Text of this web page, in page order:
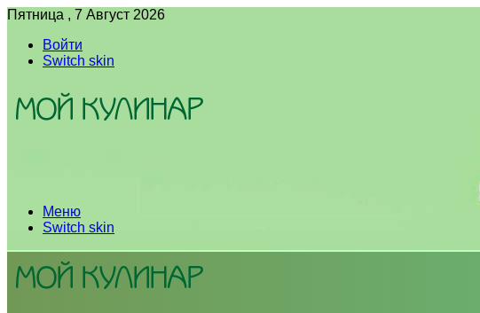
Пятница , 7 Август 2026
Войти
Switch skin
Меню
Switch skin